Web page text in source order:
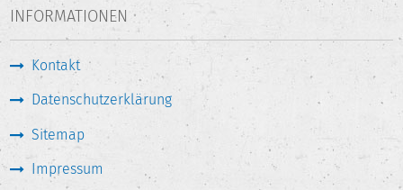
INFORMATIONEN
Kontakt
Datenschutzerklärung
Sitemap
Impressum